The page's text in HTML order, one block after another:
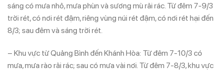
sáng có mưa nhỏ, mưa phùn và sương mù rải rác. Từ đêm 7-9/3
trời rét, có nơi rét đậm, riêng vùng núi rét đậm, có nơi rét hại đến
8/3; sau đêm và sáng trời rét.
– Khu vực từ Quảng Bình đến Khánh Hòa: Từ đêm 7-10/3 có
mưa, mưa rào rải rác; sau có mưa vài nơi. Từ đêm 7-8/3, khu vực